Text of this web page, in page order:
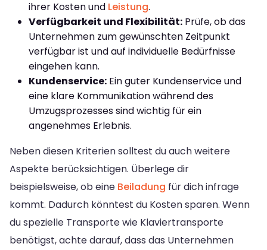
ihrer Kosten und Leistung.
Verfügbarkeit und Flexibilität: Prüfe, ob das
Unternehmen zum gewünschten Zeitpunkt
verfügbar ist und auf individuelle Bedürfnisse
eingehen kann.
Kundenservice: Ein guter Kundenservice und
eine klare Kommunikation während des
Umzugsprozesses sind wichtig für ein
angenehmes Erlebnis.
Neben diesen Kriterien solltest du auch weitere
Aspekte berücksichtigen. Überlege dir
beispielsweise, ob eine Beiladung für dich infrage
kommt. Dadurch könntest du Kosten sparen. Wenn
du spezielle Transporte wie Klaviertransporte
benötigst, achte darauf, dass das Unternehmen